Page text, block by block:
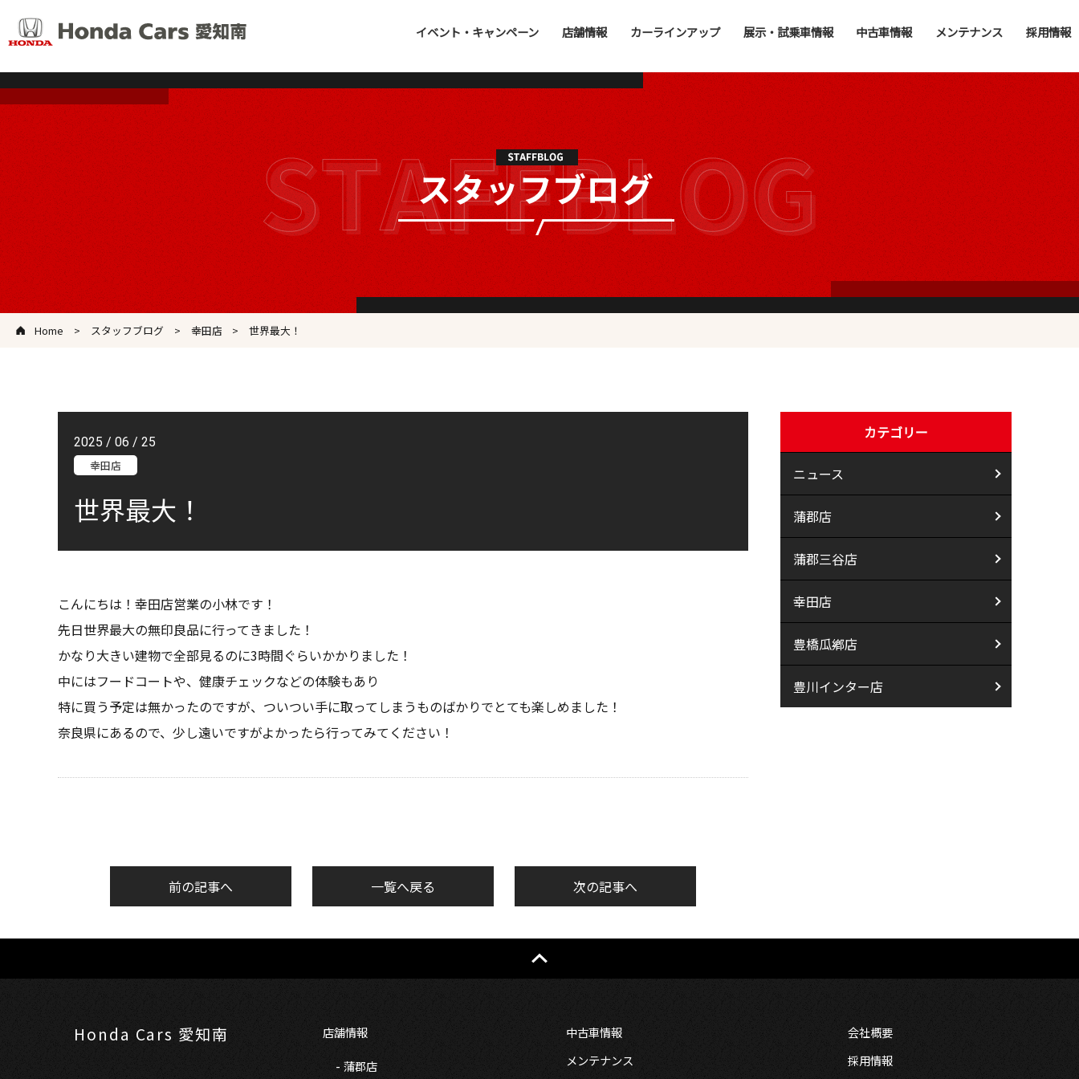
イベント・キャンペーン 店舗情報 カーラインアップ 展示・試乗車情報 中古車情報 メンテナンス 採用情報
Home スタッフブログ 幸田店 世界最大！
2025 / 06 / 25
幸田店
世界最大！
こんにちは！幸田店営業の小林です！
先日世界最大の無印良品に行ってきました！
かなり大きい建物で全部見るのに3時間ぐらいかかりました！
中にはフードコートや、健康チェックなどの体験もあり
特に買う予定は無かったのですが、ついつい手に取ってしまうものばかりでとても楽しめました！
奈良県にあるので、少し遠いですがよかったら行ってみてください！
前の記事へ 一覧へ戻る 次の記事へ
カテゴリー
ニュース
蒲郡店
蒲郡三谷店
幸田店
豊橋瓜鄕店
豊川インター店
Honda Cars 愛知南
店舗情報
蒲郡店
中古車情報
メンテナンス
会社概要
採用情報